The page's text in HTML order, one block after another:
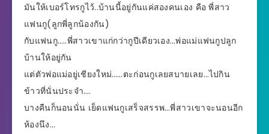
มันให้เบอร์โทรกูไว้..บ้านนี้อยู่กันแค่สองคนเอง คือ พี่สาว
แฟนกู(ลูกพี่ลูกน้องกัน)
กับแฟนกู…..พี่สาวเขาแก่กว่ากูปีเดียวเอง…พ่อแม่แฟนกูปลูก
บ้านให้อยู่กัน
แต่ตัวพ่อแม่อยู่เชียงใหม่……ตะก่อนกูเลยสบายเลย…ไปกิน
ข้าวที่นั่นประจำ….
บางคืนก็นอนนั่น เย็ดแฟนกูเสร็จสรรพ…พี่สาวเขาจะนอนอีก
ห้องนึง…